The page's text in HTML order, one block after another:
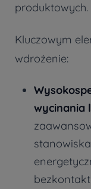
produktowych.
Kluczowym
wdrożenie:
wycinania